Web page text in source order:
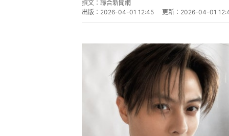
撰文： 聯合新聞網
出版： 2026-04-01 12:45 更新： 2026-04-01